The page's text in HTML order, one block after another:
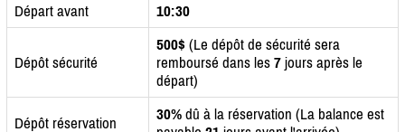
Départ avant
10:30
Dépôt sécurité
500$ (Le dépôt de sécurité sera
remboursé dans les 7 jours après le
départ)
Dépôt réservation 30% dû à la réservation (La balance est